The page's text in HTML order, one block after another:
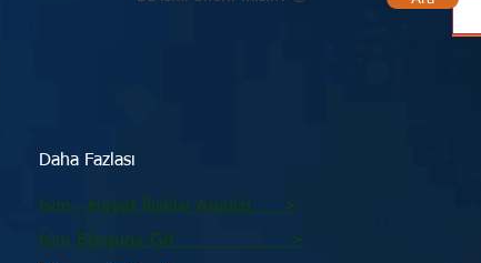
Daha Fazlası
İsim - Hayat İlişkisi Analizi >
İsim Bloguna Git >